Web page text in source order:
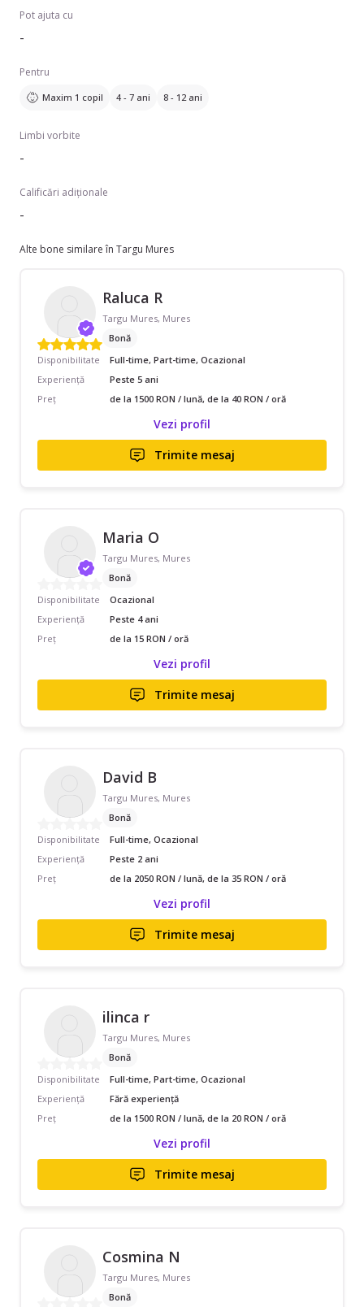
Pot ajuta cu
-
Pentru
Maxim 1 copil 4 - 7 ani 8 - 12 ani
Limbi vorbite
-
Calificări adiționale
-
Alte bone similare în Targu Mures
Raluca R
Targu Mures, Mures
Bonă
Disponibilitate
Full-time, Part-time, Ocazional
Experiență
Peste 5 ani
Preț
de la 1500 RON / lună, de la 40 RON / oră
Vezi profil
Trimite mesaj
Maria O
Targu Mures, Mures
Bonă
Disponibilitate
Ocazional
Experiență
Peste 4 ani
Preț
de la 15 RON / oră
Vezi profil
Trimite mesaj
David B
Targu Mures, Mures
Bonă
Disponibilitate
Full-time, Ocazional
Experiență
Peste 2 ani
Preț
de la 2050 RON / lună, de la 35 RON / oră
Vezi profil
Trimite mesaj
ilinca r
Targu Mures, Mures
Bonă
Disponibilitate
Full-time, Part-time, Ocazional
Experiență
Fără experiență
Preț
de la 1500 RON / lună, de la 20 RON / oră
Vezi profil
Trimite mesaj
Cosmina N
Targu Mures, Mures
Bonă